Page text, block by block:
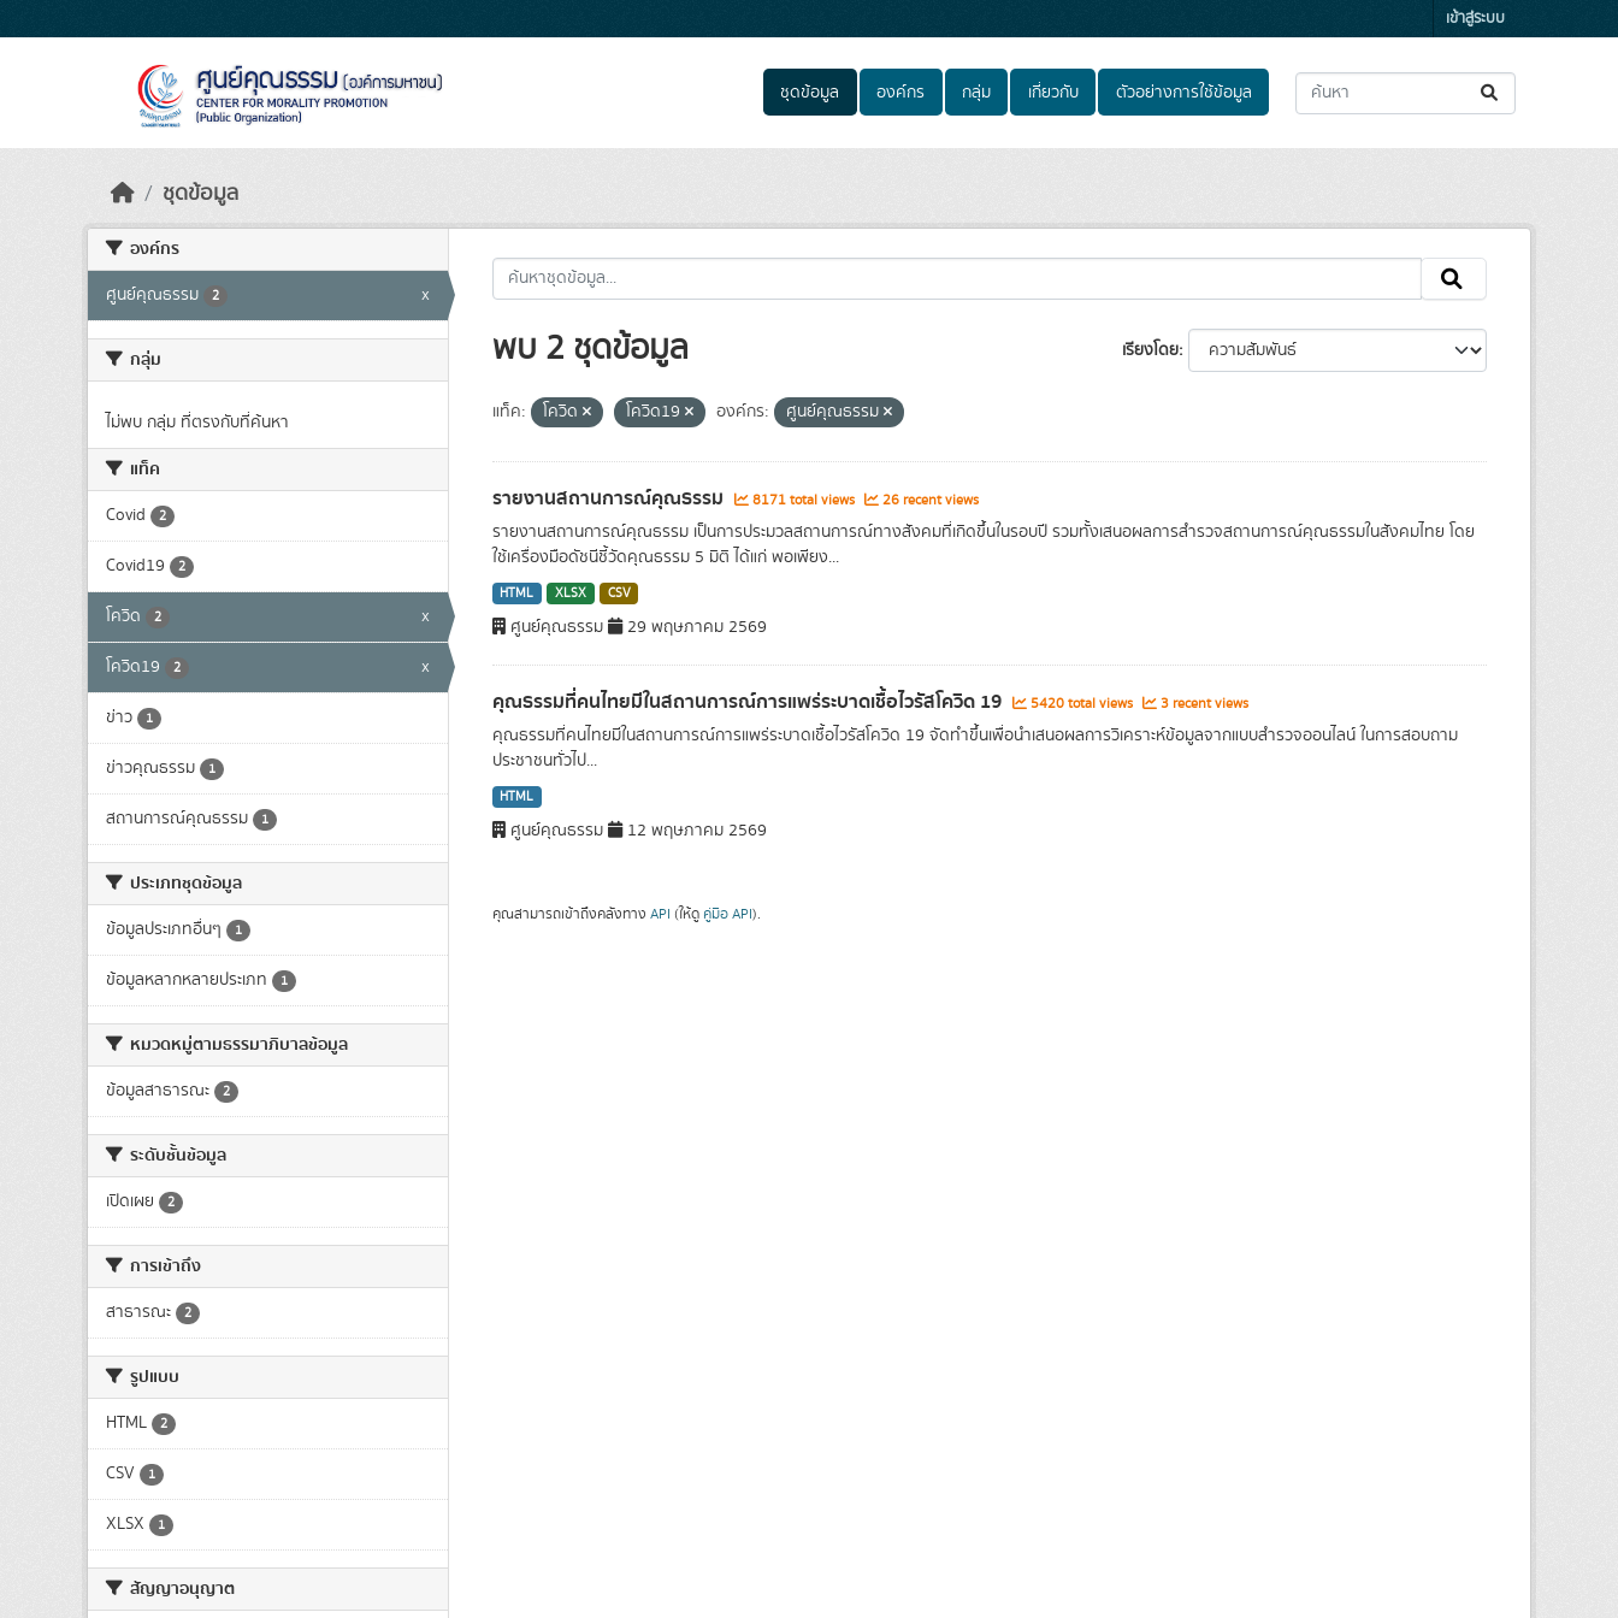
เข้าสู่ระบบ
ชุดข้อมูล องค์กร กลุ่ม เกี่ยวกับ ตัวอย่างการใช้ข้อมูล
ชุดข้อมูล
องค์กร
ศูนย์คุณธรรม 2 x
กลุ่ม
ไม่พบ กลุ่ม ที่ตรงกับที่ค้นหา
แท็ค
Covid 2
Covid19 2
โควิด 2 x
โควิด19 2 x
ข่าว 1
ข่าวคุณธรรม 1
สถานการณ์คุณธรรม 1
ประเภทชุดข้อมูล
ข้อมูลประเภทอื่นๆ 1
ข้อมูลหลากหลายประเภท 1
หมวดหมู่ตามธรรมาภิบาลข้อมูล
ข้อมูลสาธารณะ 2
ระดับชั้นข้อมูล
เปิดเผย 2
การเข้าถึง
สาธารณะ 2
รูปแบบ
HTML 2
CSV 1
XLSX 1
สัญญาอนุญาต
เรียงโดย
พบ 2 ชุดข้อมูล
แท็ค: โควิด โควิด19 องค์กร: ศูนย์คุณธรรม
รายงานสถานการณ์คุณธรรม 8171 total views 26 recent views
รายงานสถานการณ์คุณธรรม เป็นการประมวลสถานการณ์ทางสังคมที่เกิดขึ้นในรอบปี รวมทั้งเสนอผลการสำรวจสถานการณ์คุณธรรมในสังคมไทย โดย
ใช้เครื่องมือดัชนีชี้วัดคุณธรรม 5 มิติ ได้แก่ พอเพียง...
HTML XLSX CSV
ศูนย์คุณธรรม 29 พฤษภาคม 2569
คุณธรรมที่คนไทยมีในสถานการณ์การแพร่ระบาดเชื้อไวรัสโควิด 19 5420 total views 3 recent views
คุณธรรมที่คนไทยมีในสถานการณ์การแพร่ระบาดเชื้อไวรัสโควิด 19 จัดทำขึ้นเพื่อนำเสนอผลการวิเคราะห์ข้อมูลจากแบบสำรวจออนไลน์ ในการสอบถาม
ประชาชนทั่วไป...
HTML
ศูนย์คุณธรรม 12 พฤษภาคม 2569
คุณสามารถเข้าถึงคลังทาง API (ให้ดู คู่มือ API).